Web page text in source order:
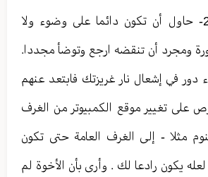
شيء مفيد لك . 2- حاول أن تكون دائما على وضوء ولا
ومجرد أن تنقضه ارجع وتوضأ مجددا.
دور في إشعال نار غريزتك فابتعد عنهم
. 4- إحرص على تغيير موقع الكمبيوتر من الغرف
مثلا - إلى الغرف العامة حتى تكون
يكون رادعا لك . وأرى بأن الأخوة لم